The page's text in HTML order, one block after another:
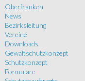
Oberfranken
News
Bezirksleitung
Vereine
Downloads
Gewaltschutzkonzept
Schutzkonzept
Formulare